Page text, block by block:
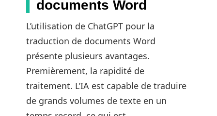
documents Word
L’utilisation de ChatGPT pour la
traduction de documents Word
présente plusieurs avantages.
Premièrement, la rapidité de
traitement. L’IA est capable de traduire
de grands volumes de texte en un